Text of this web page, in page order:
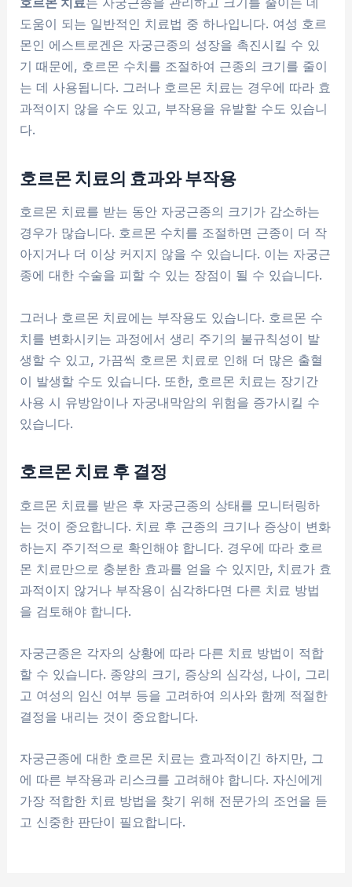
도움이 되는 일반적인 치료법 중 하나입니다. 여성 호르
몬인 에스트로겐은 자궁근종의 성장을 촉진시킬 수 있
기 때문에, 호르몬 수치를 조절하여 근종의 크기를 줄이
는 데 사용됩니다. 그러나 호르몬 치료는 경우에 따라 효
과적이지 않을 수도 있고, 부작용을 유발할 수도 있습니
다.
호르몬 치료의 효과와 부작용
호르몬 치료를 받는 동안 자궁근종의 크기가 감소하는
경우가 많습니다. 호르몬 수치를 조절하면 근종이 더 작
아지거나 더 이상 커지지 않을 수 있습니다. 이는 자궁근
종에 대한 수술을 피할 수 있는 장점이 될 수 있습니다.
그러나 호르몬 치료에는 부작용도 있습니다. 호르몬 수
치를 변화시키는 과정에서 생리 주기의 불규칙성이 발
생할 수 있고, 가끔씩 호르몬 치료로 인해 더 많은 출혈
이 발생할 수도 있습니다. 또한, 호르몬 치료는 장기간
사용 시 유방암이나 자궁내막암의 위험을 증가시킬 수
있습니다.
호르몬 치료 후 결정
호르몬 치료를 받은 후 자궁근종의 상태를 모니터링하
는 것이 중요합니다. 치료 후 근종의 크기나 증상이 변화
하는지 주기적으로 확인해야 합니다. 경우에 따라 호르
몬 치료만으로 충분한 효과를 얻을 수 있지만, 치료가 효
과적이지 않거나 부작용이 심각하다면 다른 치료 방법
을 검토해야 합니다.
자궁근종은 각자의 상황에 따라 다른 치료 방법이 적합
할 수 있습니다. 종양의 크기, 증상의 심각성, 나이, 그리
고 여성의 임신 여부 등을 고려하여 의사와 함께 적절한
결정을 내리는 것이 중요합니다.
자궁근종에 대한 호르몬 치료는 효과적이긴 하지만, 그
에 따른 부작용과 리스크를 고려해야 합니다. 자신에게
가장 적합한 치료 방법을 찾기 위해 전문가의 조언을 듣
고 신중한 판단이 필요합니다.